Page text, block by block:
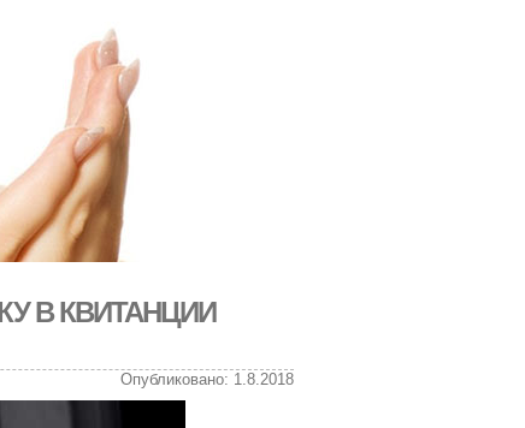
В КВИТАНЦИИ
Опубликовано: 1.8.2018